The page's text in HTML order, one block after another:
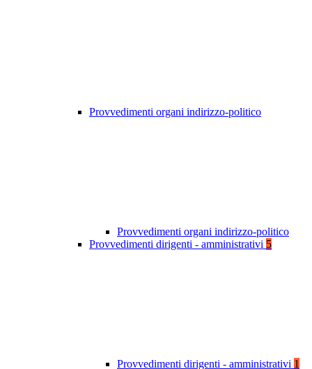
Provvedimenti organi indirizzo-politico
Provvedimenti organi indirizzo-politico
Provvedimenti dirigenti - amministrativi 5
Provvedimenti dirigenti - amministrativi 1